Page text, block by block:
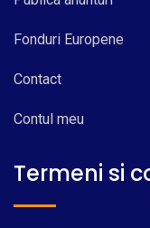
Fonduri Europene
Contact
Contul meu
Termeni si